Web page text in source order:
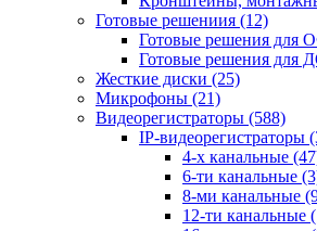
Готовые решениия (12)
Готовые решения для
Готовые решения для
Жесткие диски (25)
Микрофоны (21)
Видеорегистраторы (588)
IP-видеорегистраторы
4-х канальные
6-ти канальные
8-ми канальные
12-ти канальные